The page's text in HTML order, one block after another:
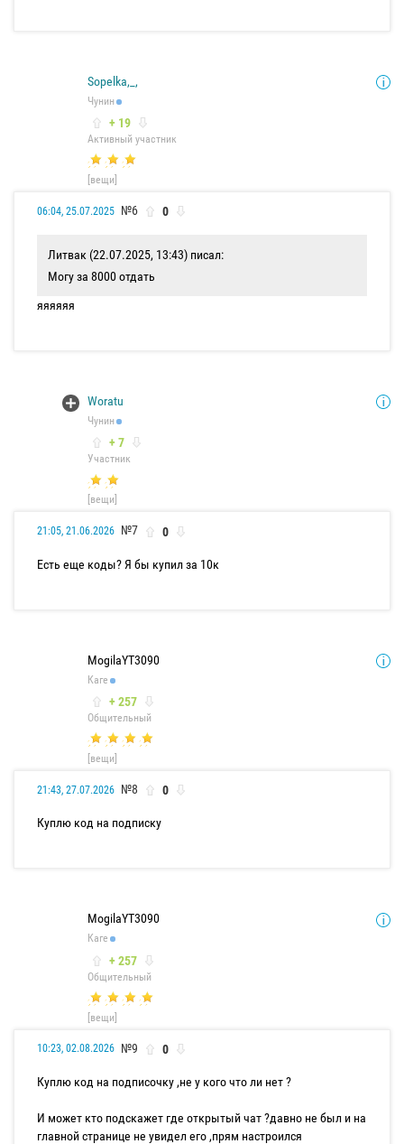
Sopelka,_,
Чунин
+ 19
Активный участник
[вещи]
06:04, 25.07.2025 №6 0
Литвак (22.07.2025, 13:43) писал:
Могу за 8000 отдать
яяяяяя
Woratu
Чунин
+ 7
Участник
[вещи]
21:05, 21.06.2026 №7 0
Есть еще коды? Я бы купил за 10к
MogilaYT3090
Каге
+ 257
Общительный
[вещи]
21:43, 27.07.2026 №8 0
Куплю код на подписку
MogilaYT3090
Каге
+ 257
Общительный
[вещи]
10:23, 02.08.2026 №9 0
Куплю код на подписочку ,не у кого что ли нет ?
И может кто подскажет где открытый чат ?давно не был и на
главной странице не увидел его ,прям настроился